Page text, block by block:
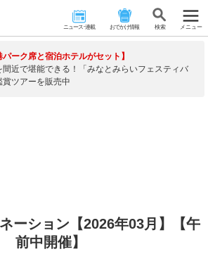
ニュース･連載 おでかけ情報 検 索 メニュー
パーク席と宿泊ホテルがセット】
間近で堪能できる！「みなとみらいフェスティバ
賞ツアーを販売中
ーション【2026年03月】【午
前中開催】